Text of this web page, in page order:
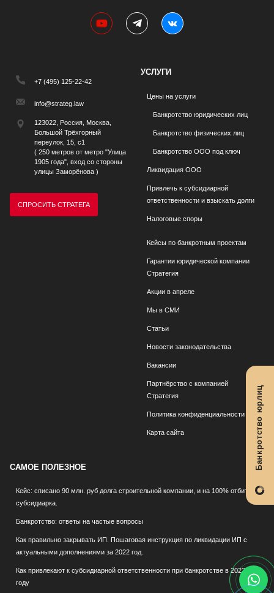
youtubetelegramvk
+7 (495) 125-22-42
info@strateg.law
123022, Россия, Москва,
Большой Трёхгорный
переулок, 15, с1
( 250 метров от метро "Улица
1905 года", вход со стороны
улицы Заморёнова )
СПРОСИТЬ СТРАТЕГА
УСЛУГИ
Цены на услуги
Банкротство юридических лиц
Банкротство физических лиц
Банкротство ООО под ключ
Ликвидация ООО
Привлечь к субсидиарной
ответственности и взыскать долги
Налоговые споры
Кейсы по банкротным проектам
Гарантии юридической компании
Стратегия
Акции в апреле
Мы в СМИ
Статьи
Новости законодательства
Вакансии
Партнёрство с компанией
Стратегия
Политика конфиденциальности
Карта сайта
САМОЕ ПОЛЕЗНОЕ
Кейс: списано 90 млн. руб долга строительной компании, и на 100% отбита
субсидиарка.
Банкротство: ответы на частые вопросы
Как правильно закрывать ИП. Пошаговая инструкция по ликвидации ИП с
актуальными дополнениями за 2022 год.
Как привлекают к субсидиарной ответственности при банкротстве в 2022
году
Банкротство юрлиц